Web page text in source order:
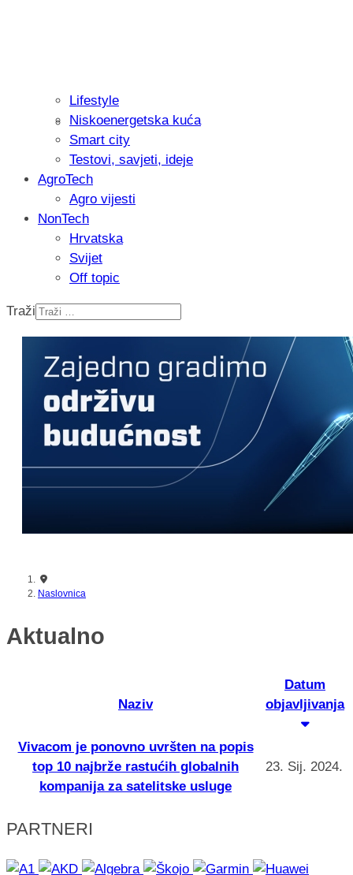
Recenzija: Philips All-in-One Trimmer
muškarcu
Isprobali smo: Thermostar
Lifestyle
Niskoenergetska kuća
Smart city
Testovi, savjeti, ideje
AgroTech
Agro vijesti
NonTech
Hrvatska
Svijet
Off topic
Traži
Naslovnica
Aktualno
Naziv
Datum
objavljivanja
Vivacom je ponovno uvršten na popis
top 10 najbrže rastućih globalnih
kompanija za satelitske usluge
23. Sij. 2024.
PARTNERI